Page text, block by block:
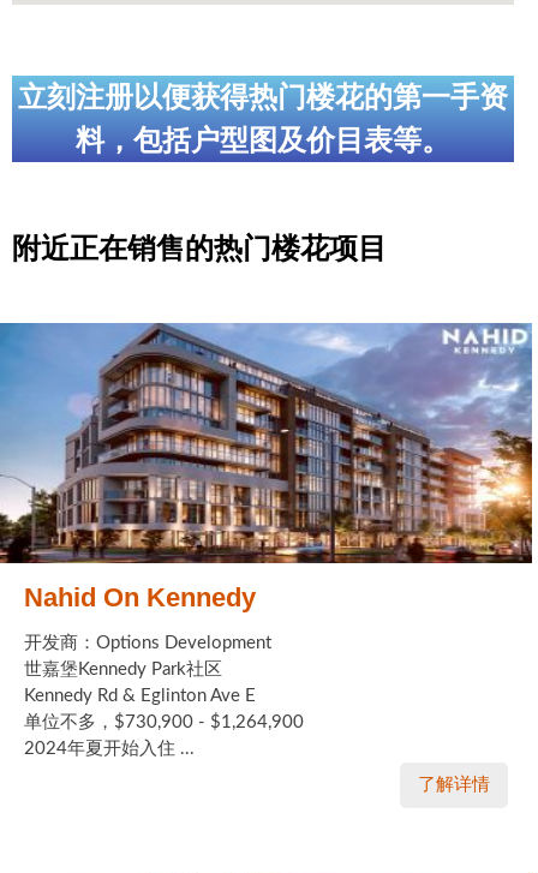
立刻注册以便获得热门楼花的第一手资
料，包括户型图及价目表等。
附近正在销售的热门楼花项目
Nahid On Kennedy
开发商：Options Development
世嘉堡Kennedy Park社区
Kennedy Rd & Eglinton Ave E
单位不多，$730,900 - $1,264,900
2024年夏开始入住 ...
了解详情